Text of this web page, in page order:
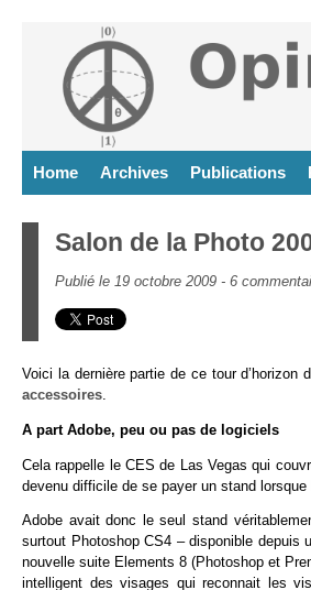
Home Archives Publications
Salon de la Photo
Publié le 19 octobre 2009 - 6
Voici la dernière partie de ce tour
accessoires.
A part Adobe, peu ou pas de logiciels
Cela rappelle le CES de Las Vegas qui
devenu difficile de se payer un stand
Adobe avait donc le seul stand
surtout Photoshop CS4 – disponible depuis
nouvelle suite Elements 8 (Photoshop et
intelligent des visages qui reconnait les